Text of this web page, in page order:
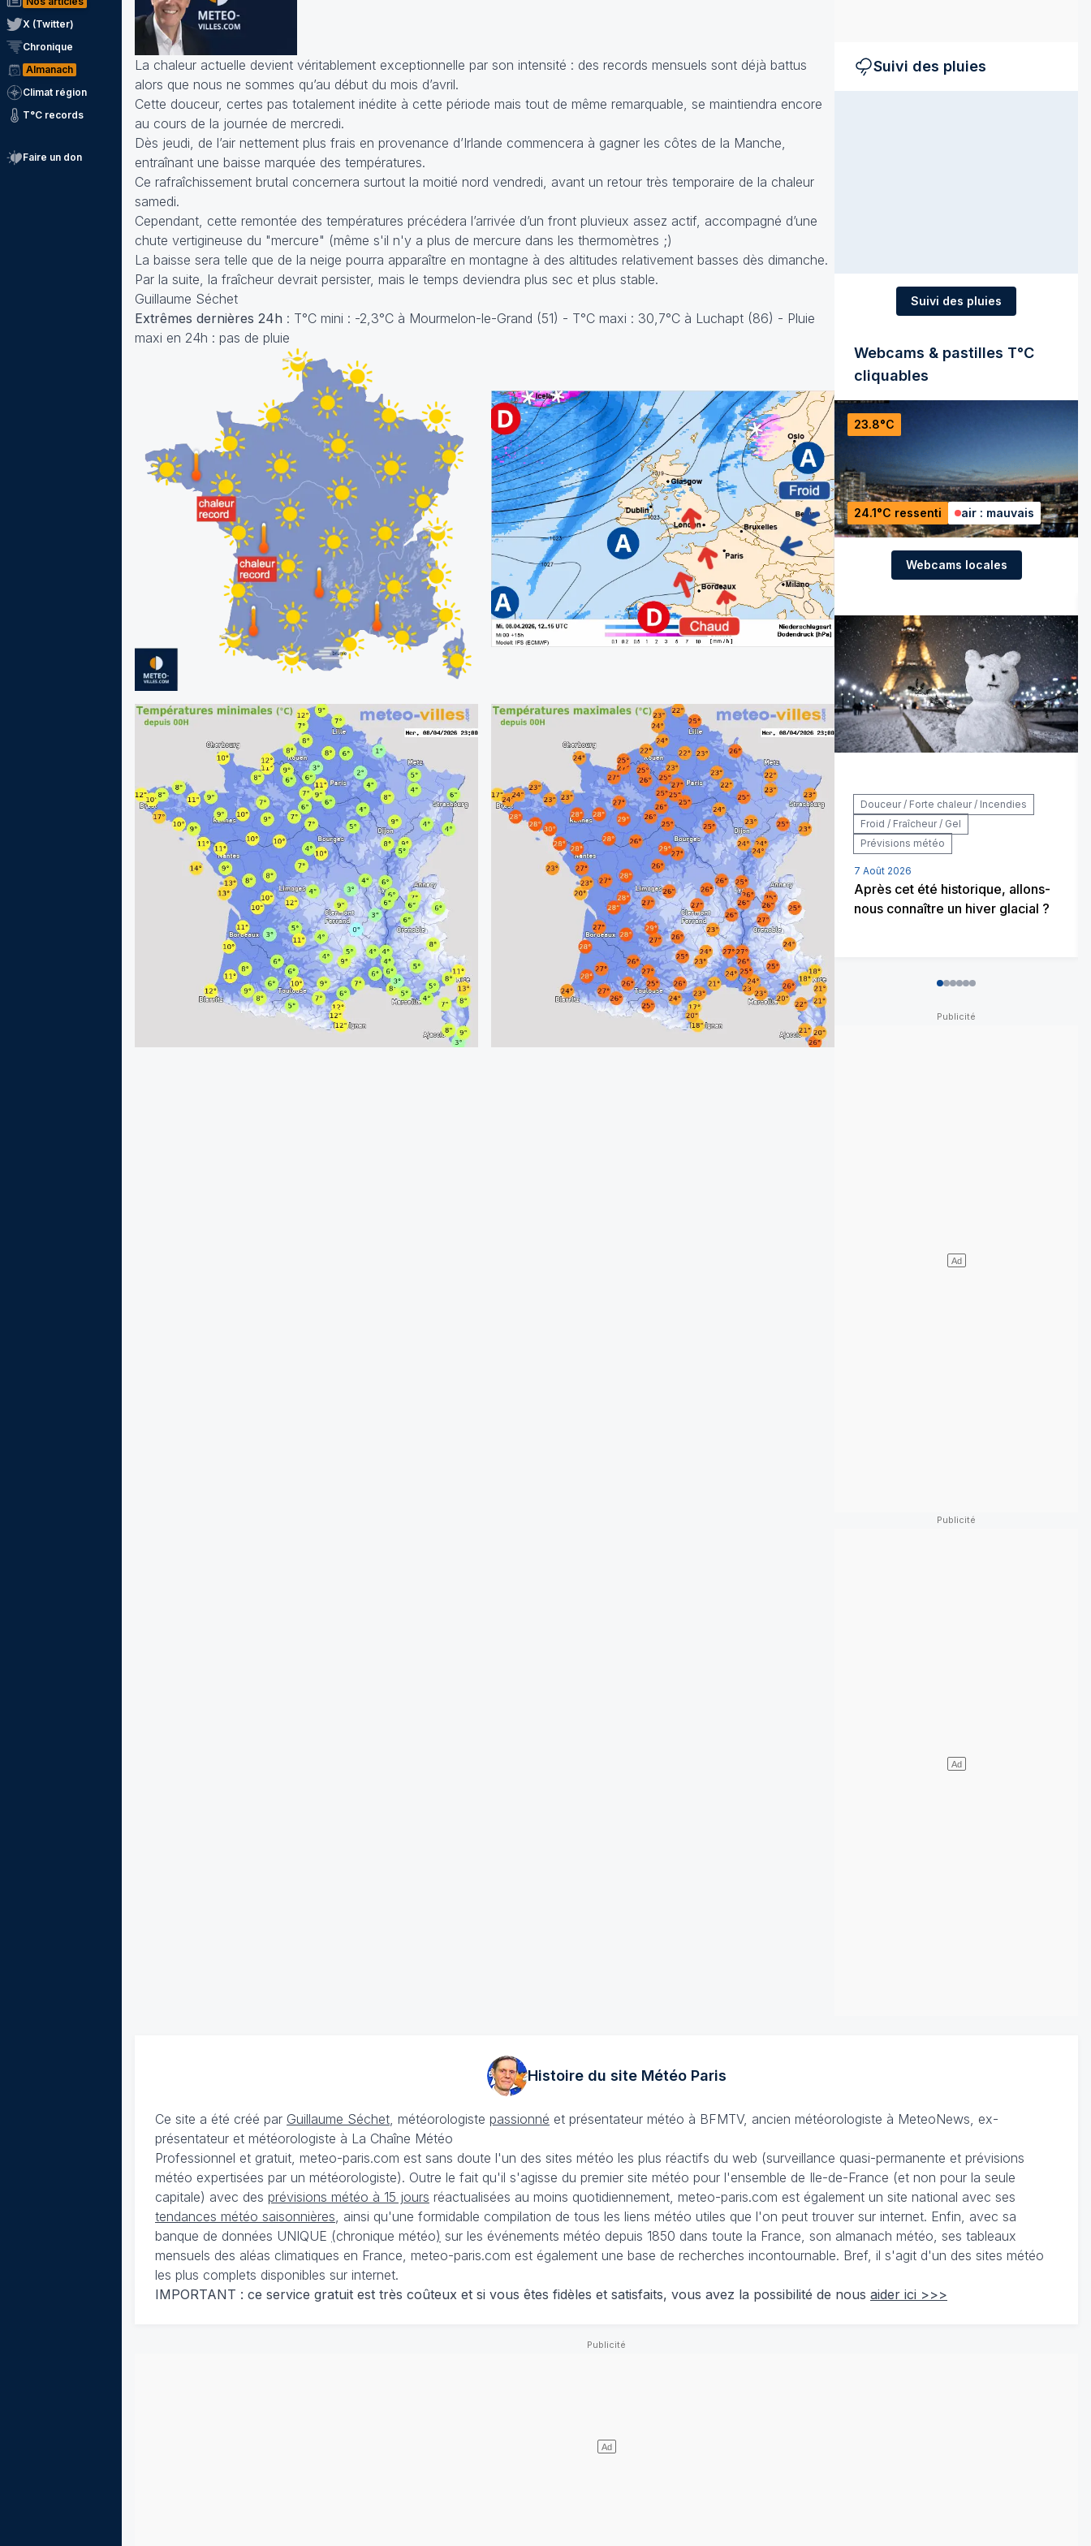
X (Twitter)
Chronique
Almanach
Climat région
T°C records
Faire un don
La chaleur actuelle devient véritablement exceptionnelle par son intensité : des records mensuels sont déjà battus
alors que nous ne sommes qu’au début du mois d’avril.
Cette douceur, certes pas totalement inédite à cette période mais tout de même remarquable, se maintiendra encore
au cours de la journée de mercredi.
Dès jeudi, de l’air nettement plus frais en provenance d’Irlande commencera à gagner les côtes de la Manche,
entraînant une baisse marquée des températures.
Ce rafraîchissement brutal concernera surtout la moitié nord vendredi, avant un retour très temporaire de la chaleur
samedi.
Cependant, cette remontée des températures précédera l’arrivée d’un front pluvieux assez actif, accompagné d’une
chute vertigineuse du "mercure" (même s'il n'y a plus de mercure dans les thermomètres ;)
La baisse sera telle que de la neige pourra apparaître en montagne à des altitudes relativement basses dès dimanche.
Par la suite, la fraîcheur devrait persister, mais le temps deviendra plus sec et plus stable.
Guillaume Séchet
Extrêmes dernières 24h : T°C mini : -2,3°C à Mourmelon-le-Grand (51) - T°C maxi : 30,7°C à Luchapt (86) - Pluie
maxi en 24h : pas de pluie
Suivi des pluies
Suivi des pluies
Webcams & pastilles T°C
cliquables
23.8°C
24.1°C ressenti air : mauvais
Webcams locales
Douceur / Forte chaleur / Incendies
Froid / Fraîcheur / Gel
Prévisions météo
7 Août 2026
Après cet été historique, allons-
nous connaître un hiver glacial ?
012345
Histoire du site MétéoParis
Ce site a été créé par Guillaume Séchet , météorologiste passionné et présentateur météo à BFMTV, ancien météorologiste à MeteoNews, ex-
présentateur et météorologiste à La Chaîne Météo
Professionnel et gratuit, meteo-paris.com est sans doute l'un des sites météo les plus réactifs du web (surveillance quasi-permanente et prévisions
météo expertisées par un météorologiste). Outre le fait qu'il s'agisse du premier site météo pour l'ensemble de Ile-de-France (et non pour la seule
capitale) avec des prévisions météo à 15 jours réactualisées au moins quotidiennement, meteo-paris.com est également un site national avec ses
tendances météo saisonnières , ainsi qu'une formidable compilation de tous les liens météo utiles que l'on peut trouver sur internet. Enfin, avec sa
banque de données UNIQUE (chronique météo) sur les événements météo depuis 1850 dans toute la France, son almanach météo, ses tableaux
mensuels des aléas climatiques en France, meteo-paris.com est également une base de recherches incontournable. Bref, il s'agit d'un des sites météo
les plus complets disponibles sur internet.
IMPORTANT : ce service gratuit est très coûteux et si vous êtes fidèles et satisfaits, vous avez la possibilité de nous aider ici >>>